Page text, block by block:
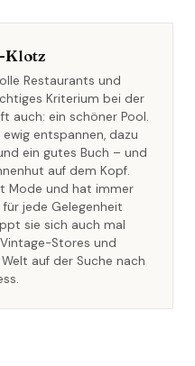
Klotz
Restaurants und
Kriterium bei der
auch: ein schöner Pool.
ewig entspannen, dazu
ein gutes Buch – und
auf dem Kopf.
Mode und hat immer
jede Gelegenheit
sie sich auch mal
Stores und
auf der Suche nach